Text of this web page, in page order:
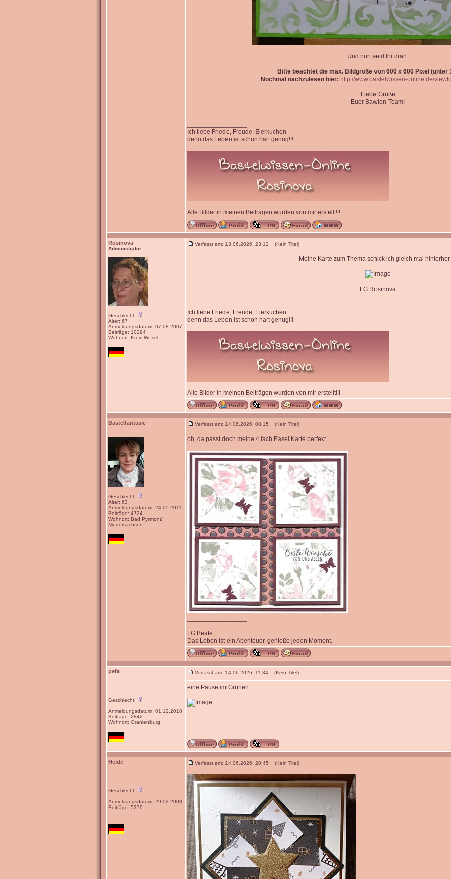
Und nun seid Ihr dran.
Bitte beachtet die max. Bildgröße von 600 x 600 Pixel (unter
Nochmal nachzulesen hier: http://www.bastelwissen-online.de/
Liebe Grüße
Euer Bawion-Team!
Ich liebe Friede, Freude, Eierkuchen
denn das Leben ist schon hart genug!!!
Alle Bilder in meinen Beiträgen wurden von mir erstellt!!!
Rosinova
Administrator
Geschlecht:
Alter: 67
Anmeldungsdatum: 07.08.2007
Beiträge: 10294
Wohnort: Kreis Wesel
Verfasst am: 13.06.2026, 23:12 (Kein Titel)
Meine Karte zum Thema schick ich gleich mal hinterher
LG Rosinova
Ich liebe Friede, Freude, Eierkuchen
denn das Leben ist schon hart genug!!!
Alle Bilder in meinen Beiträgen wurden von mir erstellt!!!
Bastelfantasie
Geschlecht:
Alter: 63
Anmeldungsdatum: 24.05.2011
Beiträge: 4724
Wohnort: Bad Pyrmont/
Niedersachsen
Verfasst am: 14.06.2026, 08:15 (Kein Titel)
oh, da passt doch meine 4 fach Easel Karte perfekt
LG Beate
Das Leben ist ein Abenteuer, genieße jeden Moment.
pefa
Geschlecht:
Anmeldungsdatum: 01.12.2010
Beiträge: 2842
Wohnort: Oranienburg
Verfasst am: 14.06.2026, 11:34 (Kein Titel)
eine Pause im Grünen
Heide
Geschlecht:
Anmeldungsdatum: 29.02.2008
Beiträge: 5270
Verfasst am: 14.06.2026, 20:45 (Kein Titel)